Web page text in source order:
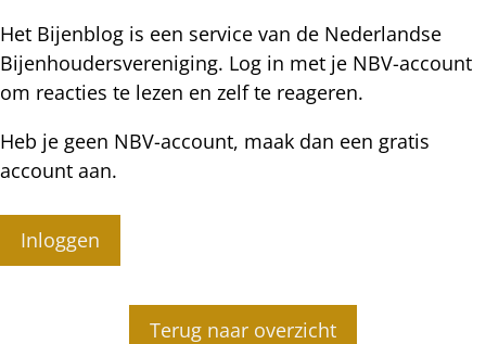
Het Bijenblog is een service van de Nederlandse
Bijenhoudersvereniging. Log in met je NBV-account
om reacties te lezen en zelf te reageren.
Heb je geen NBV-account, maak dan een gratis
account aan.
Inloggen
Terug naar overzicht